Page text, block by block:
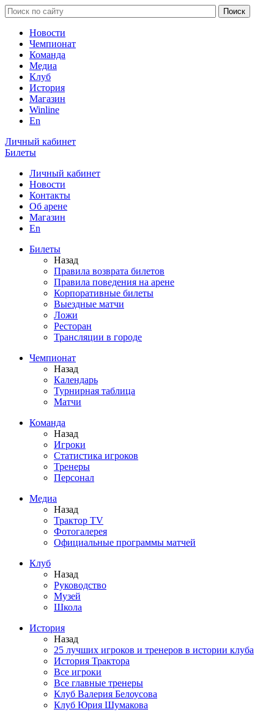
Новости
Чемпионат
Команда
Медиа
Клуб
История
Магазин
Winline
En
Личный кабинет
Билеты
Личный кабинет
Новости
Контакты
Об арене
Магазин
En
Билеты
Назад
Правила возврата билетов
Правила поведения на арене
Корпоративные билеты
Выездные матчи
Ложи
Ресторан
Трансляции в городе
Чемпионат
Назад
Календарь
Турнирная таблица
Матчи
Команда
Назад
Игроки
Статистика игроков
Тренеры
Персонал
Медиа
Назад
Трактор TV
Фотогалерея
Официальные программы матчей
Клуб
Назад
Руководство
Музей
Школа
История
Назад
25 лучших игроков и тренеров в истории клуба
История Трактора
Все игроки
Все главные тренеры
Клуб Валерия Белоусова
Клуб Юрия Шумакова